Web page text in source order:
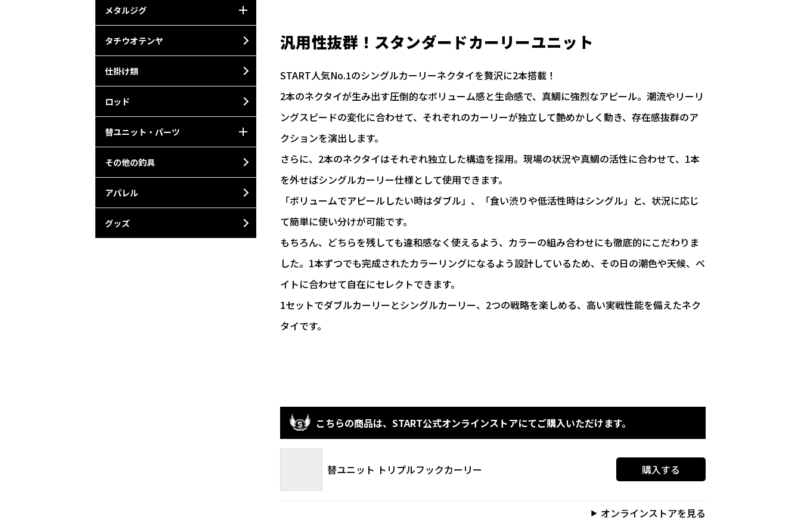
メタルジグ
タチウオテンヤ
仕掛け類
ロッド
替ユニット・パーツ
その他の釣具
アパレル
グッズ
汎用性抜群！スタンダードカーリーユニット
START人気No.1のシングルカーリーネクタイを贅沢に2本搭載！
2本のネクタイが生み出す圧倒的なボリューム感と生命感で、真鯛に強烈なアピール。潮流やリーリ
ングスピードの変化に合わせて、それぞれのカーリーが独立して艶めかしく動き、存在感抜群のア
クションを演出します。
さらに、2本のネクタイはそれぞれ独立した構造を採用。現場の状況や真鯛の活性に合わせて、1本
を外せばシングルカーリー仕様として使用できます。
「ボリュームでアピールしたい時はダブル」、「食い渋りや低活性時はシングル」と、状況に応じ
て簡単に使い分けが可能です。
もちろん、どちらを残しても違和感なく使えるよう、カラーの組み合わせにも徹底的にこだわりま
した。1本ずつでも完成されたカラーリングになるよう設計しているため、その日の潮色や天候、ベ
イトに合わせて自在にセレクトできます。
1セットでダブルカーリーとシングルカーリー、2つの戦略を楽しめる、高い実戦性能を備えたネク
タイです。
こちらの商品は、START公式オンラインストアにてご購入いただけます。
替ユニット トリプルフックカーリー 購入する
オンラインストアを見る